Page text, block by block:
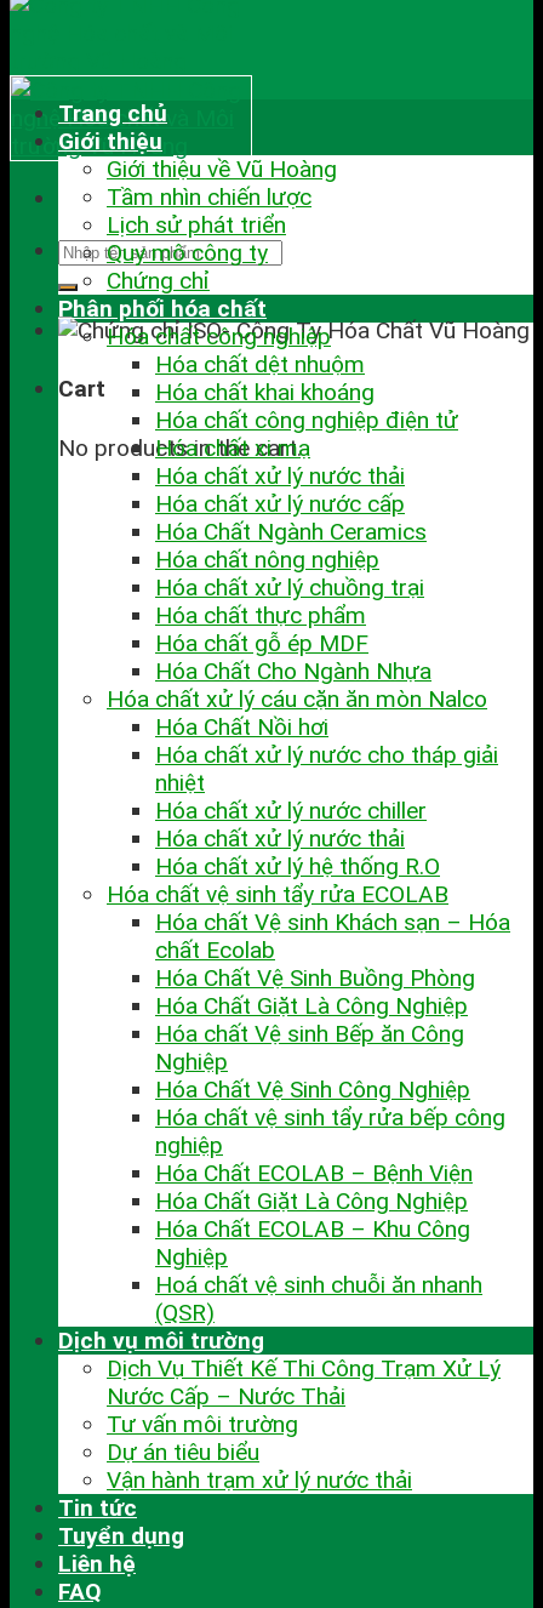
Cart
No products in the cart.
Trang chủ
Giới thiệu
Giới thiệu về Vũ Hoàng
Tầm nhìn chiến lược
Lịch sử phát triển
Quy mô công ty
Chứng chỉ
Phân phối hóa chất
Hóa chất công nghiệp
Hóa chất dệt nhuộm
Hóa chất khai khoáng
Hóa chất công nghiệp điện tử
Hóa chất xi mạ
Hóa chất xử lý nước thải
Hóa chất xử lý nước cấp
Hóa Chất Ngành Ceramics
Hóa chất nông nghiệp
Hóa chất xử lý chuồng trại
Hóa chất thực phẩm
Hóa chất gỗ ép MDF
Hóa Chất Cho Ngành Nhựa
Hóa chất xử lý cáu cặn ăn mòn Nalco
Hóa Chất Nồi hơi
Hóa chất xử lý nước cho tháp giải
nhiệt
Hóa chất xử lý nước chiller
Hóa chất xử lý nước thải
Hóa chất xử lý hệ thống R.O
Hóa chất vệ sinh tẩy rửa ECOLAB
Hóa chất Vệ sinh Khách sạn – Hóa
chất Ecolab
Hóa Chất Vệ Sinh Buồng Phòng
Hóa Chất Giặt Là Công Nghiệp
Hóa chất Vệ sinh Bếp ăn Công
Nghiệp
Hóa Chất Vệ Sinh Công Nghiệp
Hóa chất vệ sinh tẩy rửa bếp công
nghiệp
Hóa Chất ECOLAB – Bệnh Viện
Hóa Chất Giặt Là Công Nghiệp
Hóa Chất ECOLAB – Khu Công
Nghiệp
Hoá chất vệ sinh chuỗi ăn nhanh
(QSR)
Dịch vụ môi trường
Dịch Vụ Thiết Kế Thi Công Trạm Xử Lý
Nước Cấp – Nước Thải
Tư vấn môi trường
Dự án tiêu biểu
Vận hành trạm xử lý nước thải
Tin tức
Tuyển dụng
Liên hệ
FAQ